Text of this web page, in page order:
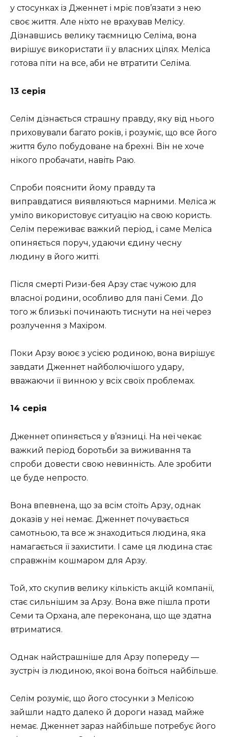
у стосунках із Дженнет і мріє пов’язати з нею
своє життя. Але ніхто не врахував Мелісу.
Дізнавшись велику таємницю Селіма, вона
вирішує використати її у власних цілях. Меліса
готова піти на все, аби не втратити Селіма.
13 серія
Селім дізнається страшну правду, яку від нього
приховували багато років, і розуміє, що все його
життя було побудоване на брехні. Він не хоче
нікого пробачати, навіть Раю.
Спроби пояснити йому правду та
виправдатися виявляються марними. Меліса ж
уміло використовує ситуацію на свою користь.
Селім переживає важкий період, і саме Меліса
опиняється поруч, удаючи єдину чесну
людину в його житті.
Після смерті Ризи-бея Арзу стає чужою для
власної родини, особливо для пані Семи. До
того ж близькі починають тиснути на неї через
розлучення з Махіром.
Поки Арзу воює з усією родиною, вона вирішує
завдати Дженнет найболючішого удару,
вважаючи її винною у всіх своїх проблемах.
14 серія
Дженнет опиняється у в’язниці. На неї чекає
важкий період боротьби за виживання та
спроби довести свою невинність. Але зробити
це буде непросто.
Вона впевнена, що за всім стоїть Арзу, однак
доказів у неї немає. Дженнет почувається
самотньою, та все ж знаходиться людина, яка
намагається її захистити. І саме ця людина стає
справжнім кошмаром для Арзу.
Той, хто скупив велику кількість акцій компанії,
стає сильнішим за Арзу. Вона вже пішла проти
Семи та Орхана, але переконана, що ще здатна
втриматися.
Однак найстрашніше для Арзу попереду —
зустріч із людиною, якої вона боїться найбільше.
Селім розуміє, що його стосунки з Мелісою
зайшли надто далеко й дороги назад майже
немає. Дженнет зараз найбільше потребує його